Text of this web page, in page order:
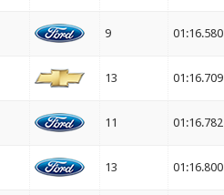
9 01:16.580
13 01:16.709
11 01:16.782
13 01:16.800